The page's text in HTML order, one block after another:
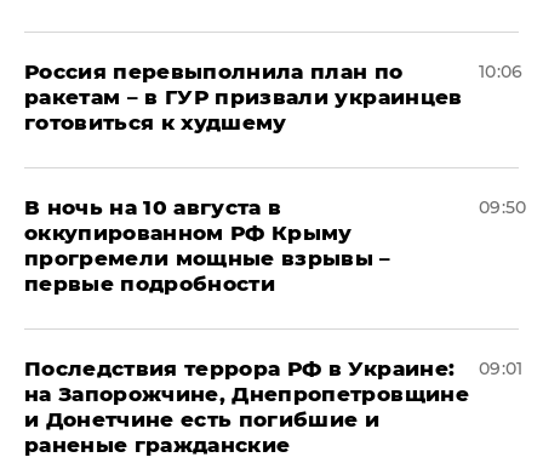
Россия перевыполнила план по
ракетам – в ГУР призвали украинцев
готовиться к худшему
10:06
В ночь на 10 августа в
оккупированном РФ Крыму
прогремели мощные взрывы –
первые подробности
09:50
Последствия террора РФ в Украине:
на Запорожчине, Днепропетровщине
и Донетчине есть погибшие и
раненые гражданские
09:01